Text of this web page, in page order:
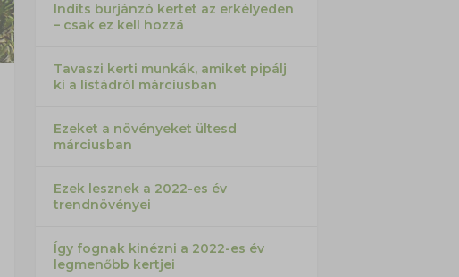
Indíts burjánzó kertet az erkélyeden
– csak ez kell hozzá
Tavaszi kerti munkák, amiket pipálj
ki a listádról márciusban
Ezeket a növényeket ültesd
márciusban
Ezek lesznek a 2022-es év
trendnövényei
Így fognak kinézni a 2022-es év
legmenőbb kertjei